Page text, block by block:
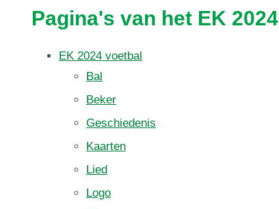
Pagina's van het EK 2024
EK 2024 voetbal
Bal
Beker
Geschiedenis
Kaarten
Lied
Logo